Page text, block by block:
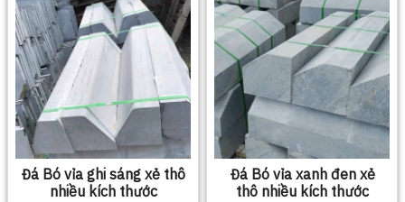
Đá Bó vỉa ghi sáng xẻ thô
nhiều kích thước
Đá Bó vỉa xanh đen xẻ
thô nhiều kích thước